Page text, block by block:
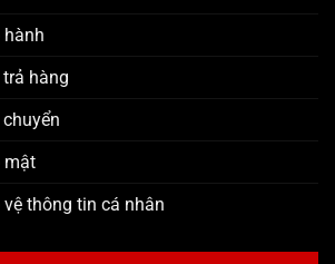
hành
hàng
mật
thông tin cá nhân